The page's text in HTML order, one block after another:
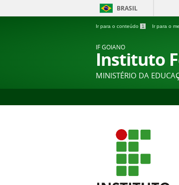
BRASIL
Ir para o conteúdo 1 Ir para o
IF GOIANO
Instituto
MINISTÉRIO DA